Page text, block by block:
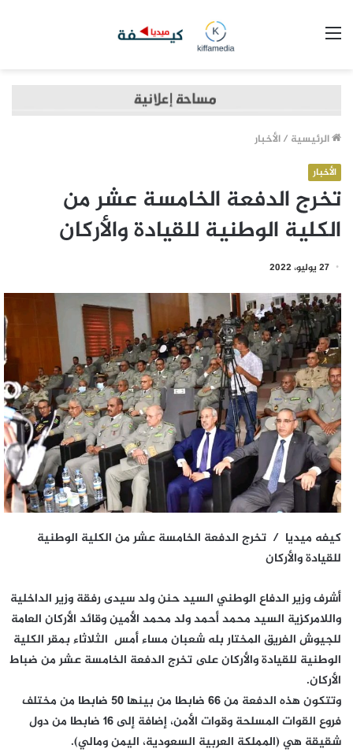
الرئيسية /الأخبار
الأخبار
تخرج الدفعة الخامسة عشر من
الكلية الوطنية للقيادة والأركان
27 يوليو، 2022
كيفه ميديا / تخرج الدفعة الخامسة عشر من الكلية الوطنية
للقيادة والأركان
أشرف وزير الدفاع الوطني السيد حنن ولد سيدى رفقة وزير الداخلية
واللامركزية السيد محمد أحمد ولد محمد الأمين وقائد الأركان العامة
للجيوش الفريق المختار بله شعبان مساء أمس الثلاثاء بمقر الكلية
الوطنية للقيادة والأركان على تخرج الدفعة الخامسة عشر من ضباط
الأركان.
وتتكون هذه الدفعة من 66 ضابطا من بينها 50 ضابطا من مختلف
فروع القوات المسلحة وقوات الأمن، إضافة إلى 16 ضابطا من دول
شقيقة هي (المملكة العربية السعودية، اليمن ومالي).